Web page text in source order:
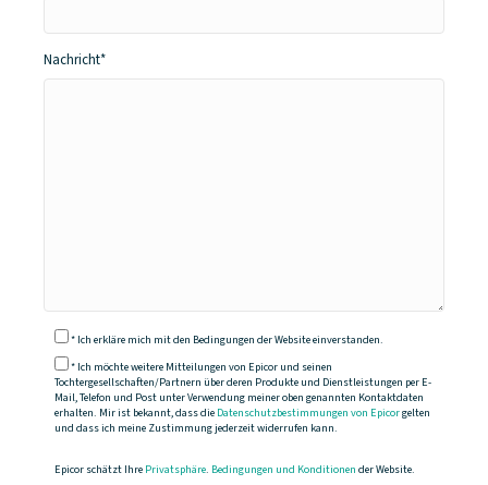
Nachricht*
* Ich erkläre mich mit den Bedingungen der Website einverstanden.
* Ich möchte weitere Mitteilungen von Epicor und seinen
Tochtergesellschaften/Partnern über deren Produkte und Dienstleistungen per E-
Mail, Telefon und Post unter Verwendung meiner oben genannten Kontaktdaten
erhalten. Mir ist bekannt, dass die Datenschutzbestimmungen von Epicorgelten
und dass ich meine Zustimmung jederzeit widerrufen kann.
Epicor schätzt Ihre Privatsphäre. Bedingungen und Konditionen der Website.